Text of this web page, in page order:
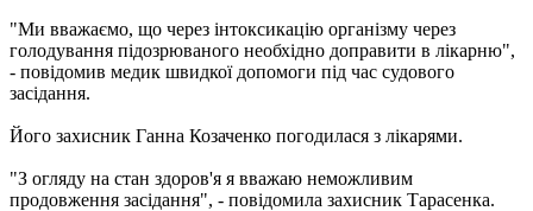
"Ми вважаємо, що через інтоксикацію організму через
голодування підозрюваного необхідно доправити в лікарню",
- повідомив медик швидкої допомоги під час судового
засідання.
Його захисник Ганна Козаченко погодилася з лікарями.
"З огляду на стан здоров'я я вважаю неможливим
продовження засідання", - повідомила захисник Тарасенка.